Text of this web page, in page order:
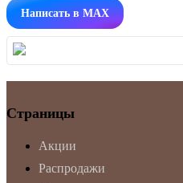
Написать в MAX
Страницы
Акции
Распродажи